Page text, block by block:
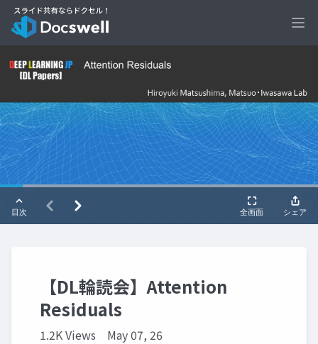
【DL輪読会】Attention
Residuals
1.2K Views May 07, 26